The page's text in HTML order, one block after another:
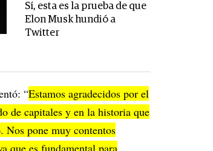
Sí, esta es la prueba de que
Elon Musk hundió a
Twitter
“Estamos agradecidos por el
de capitales y en la historia que
Nos pone muy contentos
que es fundamental para